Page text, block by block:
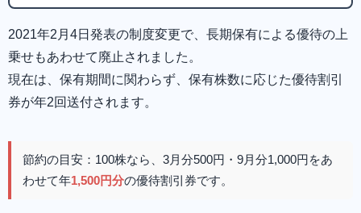
2021年2月4日発表の制度変更で、長期保有による優待の上
乗せもあわせて廃止されました。
現在は、保有期間に関わらず、保有株数に応じた優待割引
券が年2回送付されます。
節約の目安：100株なら、3月分500円・9月分1,000円をあ
わせて年1,500円分の優待割引券です。